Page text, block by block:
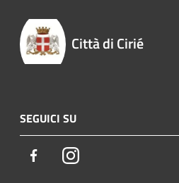
Città di Cirié
SEGUICI SU
FacebookInstagram